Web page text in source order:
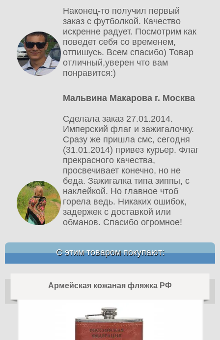
Наконец-то получил первый
заказ с футболкой. Качество
искренне радует. Посмотрим как
поведет себя со временем,
отпишусь. Всем спасибо) Товар
отличный,уверен что вам
понравится:)
Мальвина Макарова г. Москва
Сделала заказ 27.01.2014.
Имперский флаг и зажигалочку.
Сразу же пришла смс, сегодня
(31.01.2014) привез курьер. Флаг
прекрасного качества,
просвечивает конечно, но не
беда. Зажигалка типа зиппы, с
наклейкой. Но главное чтоб
горела ведь. Никаких ошибок,
задержек с доставкой или
обманов. Спасибо огромное!
С этим товаром покупают:
Армейская кожаная фляжка РФ